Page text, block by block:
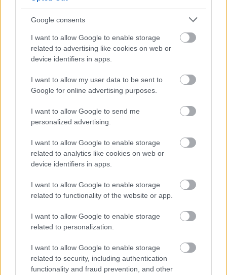
Google consents
I want to allow Google to enable storage
related to advertising like cookies on web or
device identifiers in apps.
I want to allow my user data to be sent to
Google for online advertising purposes.
I want to allow Google to send me
personalized advertising.
I want to allow Google to enable storage
related to analytics like cookies on web or
device identifiers in apps.
I want to allow Google to enable storage
related to functionality of the website or app.
I want to allow Google to enable storage
related to personalization.
I want to allow Google to enable storage
related to security, including authentication
functionality and fraud prevention, and other
Ha hétvégén Kaposvár felé jársz, mindenképpen
érdemes belenézned a háromnapos, ingyenesen
látogatható Rippl-Rónai Fesztivál programjában. ...
Összművészeti fesztivál Kaposváron
Hirdetés 2015. május 18.